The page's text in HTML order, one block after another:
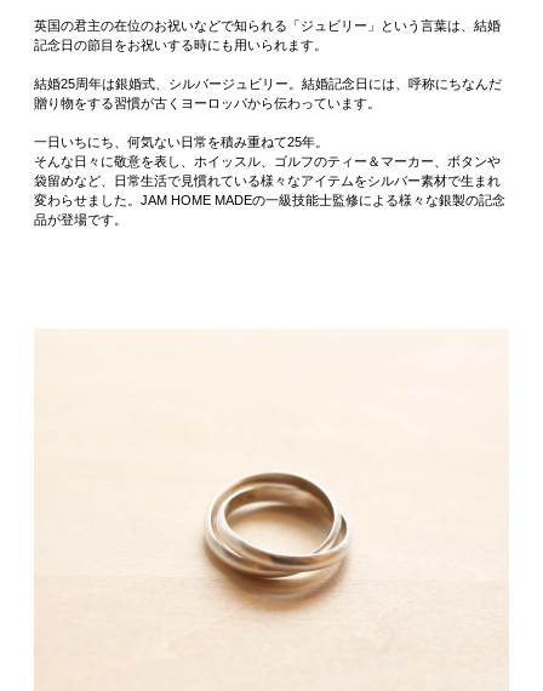
英国の君主の在位のお祝いなどで知られる「ジュビリー」という言葉は、結婚
記念日の節目をお祝いする時にも用いられます。
結婚25周年は銀婚式、シルバージュビリー。結婚記念日には、呼称にちなんだ
贈り物をする習慣が古くヨーロッパから伝わっています。
一日いちにち、何気ない日常を積み重ねて25年。
そんな日々に敬意を表し、ホイッスル、ゴルフのティー＆マーカー、ボタンや
袋留めなど、日常生活で見慣れている様々なアイテムをシルバー素材で生まれ
変わらせました。JAM HOME MADEの一級技能士監修による様々な銀製の記念
品が登場です。